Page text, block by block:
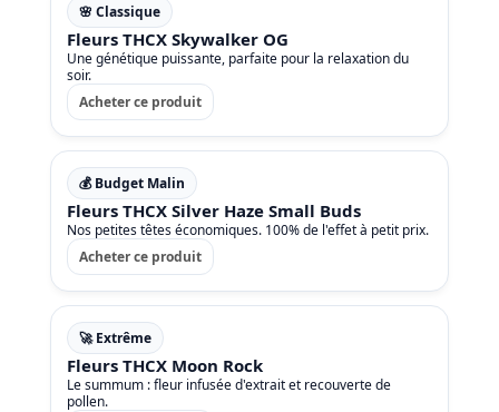
🌸 Classique
Fleurs THCX Skywalker OG
Une génétique puissante, parfaite pour la relaxation du
soir.
Acheter ce produit
💰 Budget Malin
Fleurs THCX Silver Haze Small Buds
Nos petites têtes économiques. 100% de l'effet à petit prix.
Acheter ce produit
🚀 Extrême
Fleurs THCX Moon Rock
Le summum : fleur infusée d'extrait et recouverte de
pollen.